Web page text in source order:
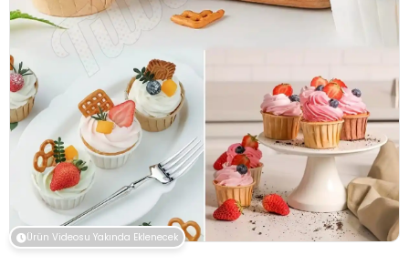
Ürün Videosu Yakında Eklenecek